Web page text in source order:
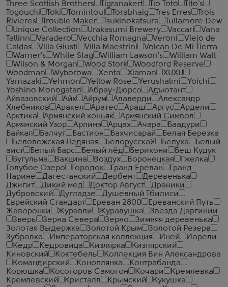
Three Scottish Brothers
Tigranakert Tio Toto
Tito's
Togouchi
Toki Tomintoul Torabhaig Tres Erres
Trois
Rivieres
Trouble Maker Tsukinokatsura
Tullamore Dew
Unique Collection
Urakasumi Brewery Vaccari
Vana
Tallinn
Varadero Vecchia Romagna Veroni
Viejo de
Caldas
Villa Giusti Villa Maestrini
Volcan De Mi Tierra
Warner's
White Stag William Lawson's
William Watt
Wilson & Morgan
Wood Stork
Woodford Reserve
Woodman
Wyborowa Xenta Xiaman
XUXU
Yamazaki
Yehmon Yellow Rose Yerushalmi
Yoichi
Yoshino Monogatari
Абрау-Дюрсо
Адъютант
Айвазовский
Айк Айрум Алаверди
Александр
Хлебников
Аракел Аратес Араш Аргус
Ардели
Арктика
Армянский коньяк
Армянский Символ
Армянский Узор
Арпинэ Арцах Ачара
Баадури
Байкал
Балчуг Бастион Бахчисарай
Белая Березка
Беловежская Ледяная
БелорусскаЯ Белуха
Белый
аист
Белый Барс Белый лёд Берикони
Беш Кудук
Бугульма
Вакцина Воздух Воронецкая
Гжелка
Голубое Озеро
Городок Гранд Ереван
Гранд
Нарине
Дагестанский Дербент
Деревенька
Джигит
Дикий мед Доктор Август
Драники
Дубровский
Дугладзе
Душевный Тбилиси
Еврейский Стандарт
Ереван 2800
Ереванский Путь
Жаворонки
Журавли Журавушка
Звезда Даргинии
Зверь
Зерна Севера Зерно
Зимняя деревенька
Золотая Выдержка
Золотой Крым
Золотой Резерв
Зубровка
Императорская коллекция Иней
Иорели
Кедр
Кедровица Кизлярка
Кизлярский
Киновский
Коктебель
Коллекция Вин Александрова
Командирский
Коноплянка
Контрабанда
Корюшка
Косогоров Самогон Кочари
Кремлевка
Кремлевский
Кристалл Крымский
Кукушка